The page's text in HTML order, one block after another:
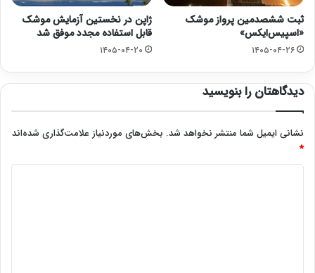
ثبت ششصدمین پرواز موشک
«اسپیس‌ایکس»
۱۴۰۵-۰۴-۲۶
ژاپن در نخستین آزمایش موشک
قابل استفاده مجدد موفق شد
۱۴۰۵-۰۴-۲۰
دیدگاهتان را بنویسید
نشانی ایمیل شما منتشر نخواهد شد. بخش‌های موردنیاز علامت‌گذاری شده‌اند
*